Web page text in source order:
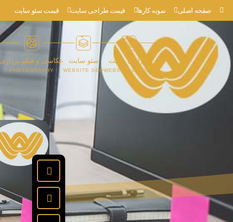
صفحه اصلی نمونه کارها قیمت طراحی سایت قیمت سئو سایت
طراحی سایت
WEBSITE DESIGN
سئو سایت
WEBSITE SEO
عکاسی و فیلم برداری
PHOTOGRAPHY